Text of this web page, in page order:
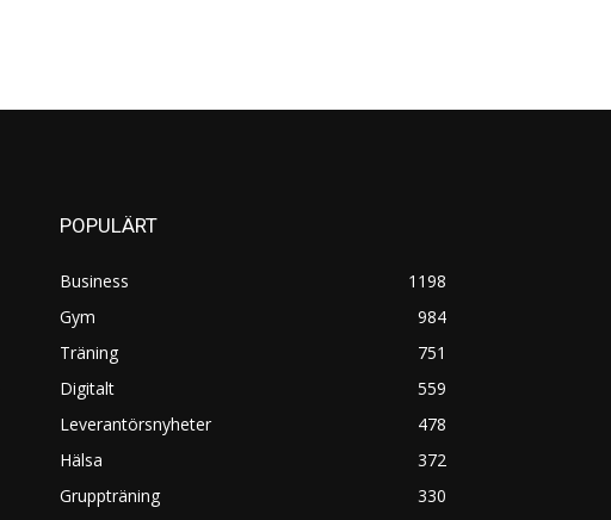
POPULÄRT
Business
1198
Gym
984
Träning
751
Digitalt
559
Leverantörsnyheter
478
Hälsa
372
Gruppträning
330